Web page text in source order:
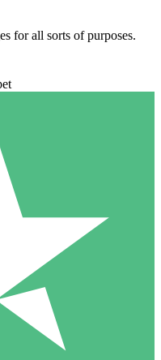
for all sorts of purposes.